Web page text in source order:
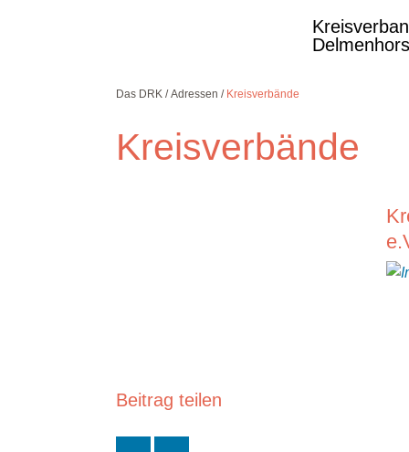
Das DRK Adressen Kreisverbände
Kreisverbände
Beitrag teilen